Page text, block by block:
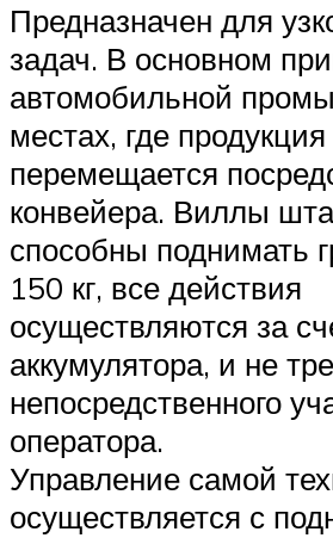
Предназначен для
задач. В основном
автомобильной
местах, где продукция
перемещается
конвейера. Виллы
способны поднимать
150 кг, все действия
осуществляются за
аккумулятора, и не
непосредственного
оператора.
Управление самой
осуществляется с